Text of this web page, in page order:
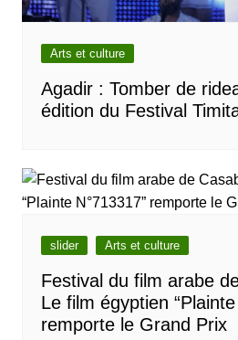
Arts et culture
Agadir : Tomber de
édition du Festival
slider Arts et culture
Festival du film arabe
Le film égyptien “Plainte
remporte le Grand Prix